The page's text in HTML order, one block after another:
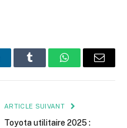
Tumblr WhatsApp
E-
ARTICLE SUIVANT
Toyota utilitaire 2025 :